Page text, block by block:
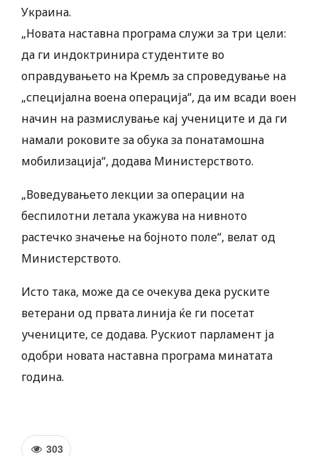
Украина.
„Новата наставна програма служи за три цели:
да ги индоктринира студентите во
оправдувањето на Кремљ за спроведување на
„специјална воена операција“, да им всади воен
начин на размислување кај учениците и да ги
намали роковите за обука за понатамошна
мобилизација“, додава Министерството.
„Воведувањето лекции за операции на
беспилотни летала укажува на нивното
растечко значење на бојното поле“, велат од
Министерството.
Исто така, може да се очекува дека руските
ветерани од првата линија ќе ги посетат
учениците, се додава. Рускиот парламент ја
одобри новата наставна програма минатата
година.
303